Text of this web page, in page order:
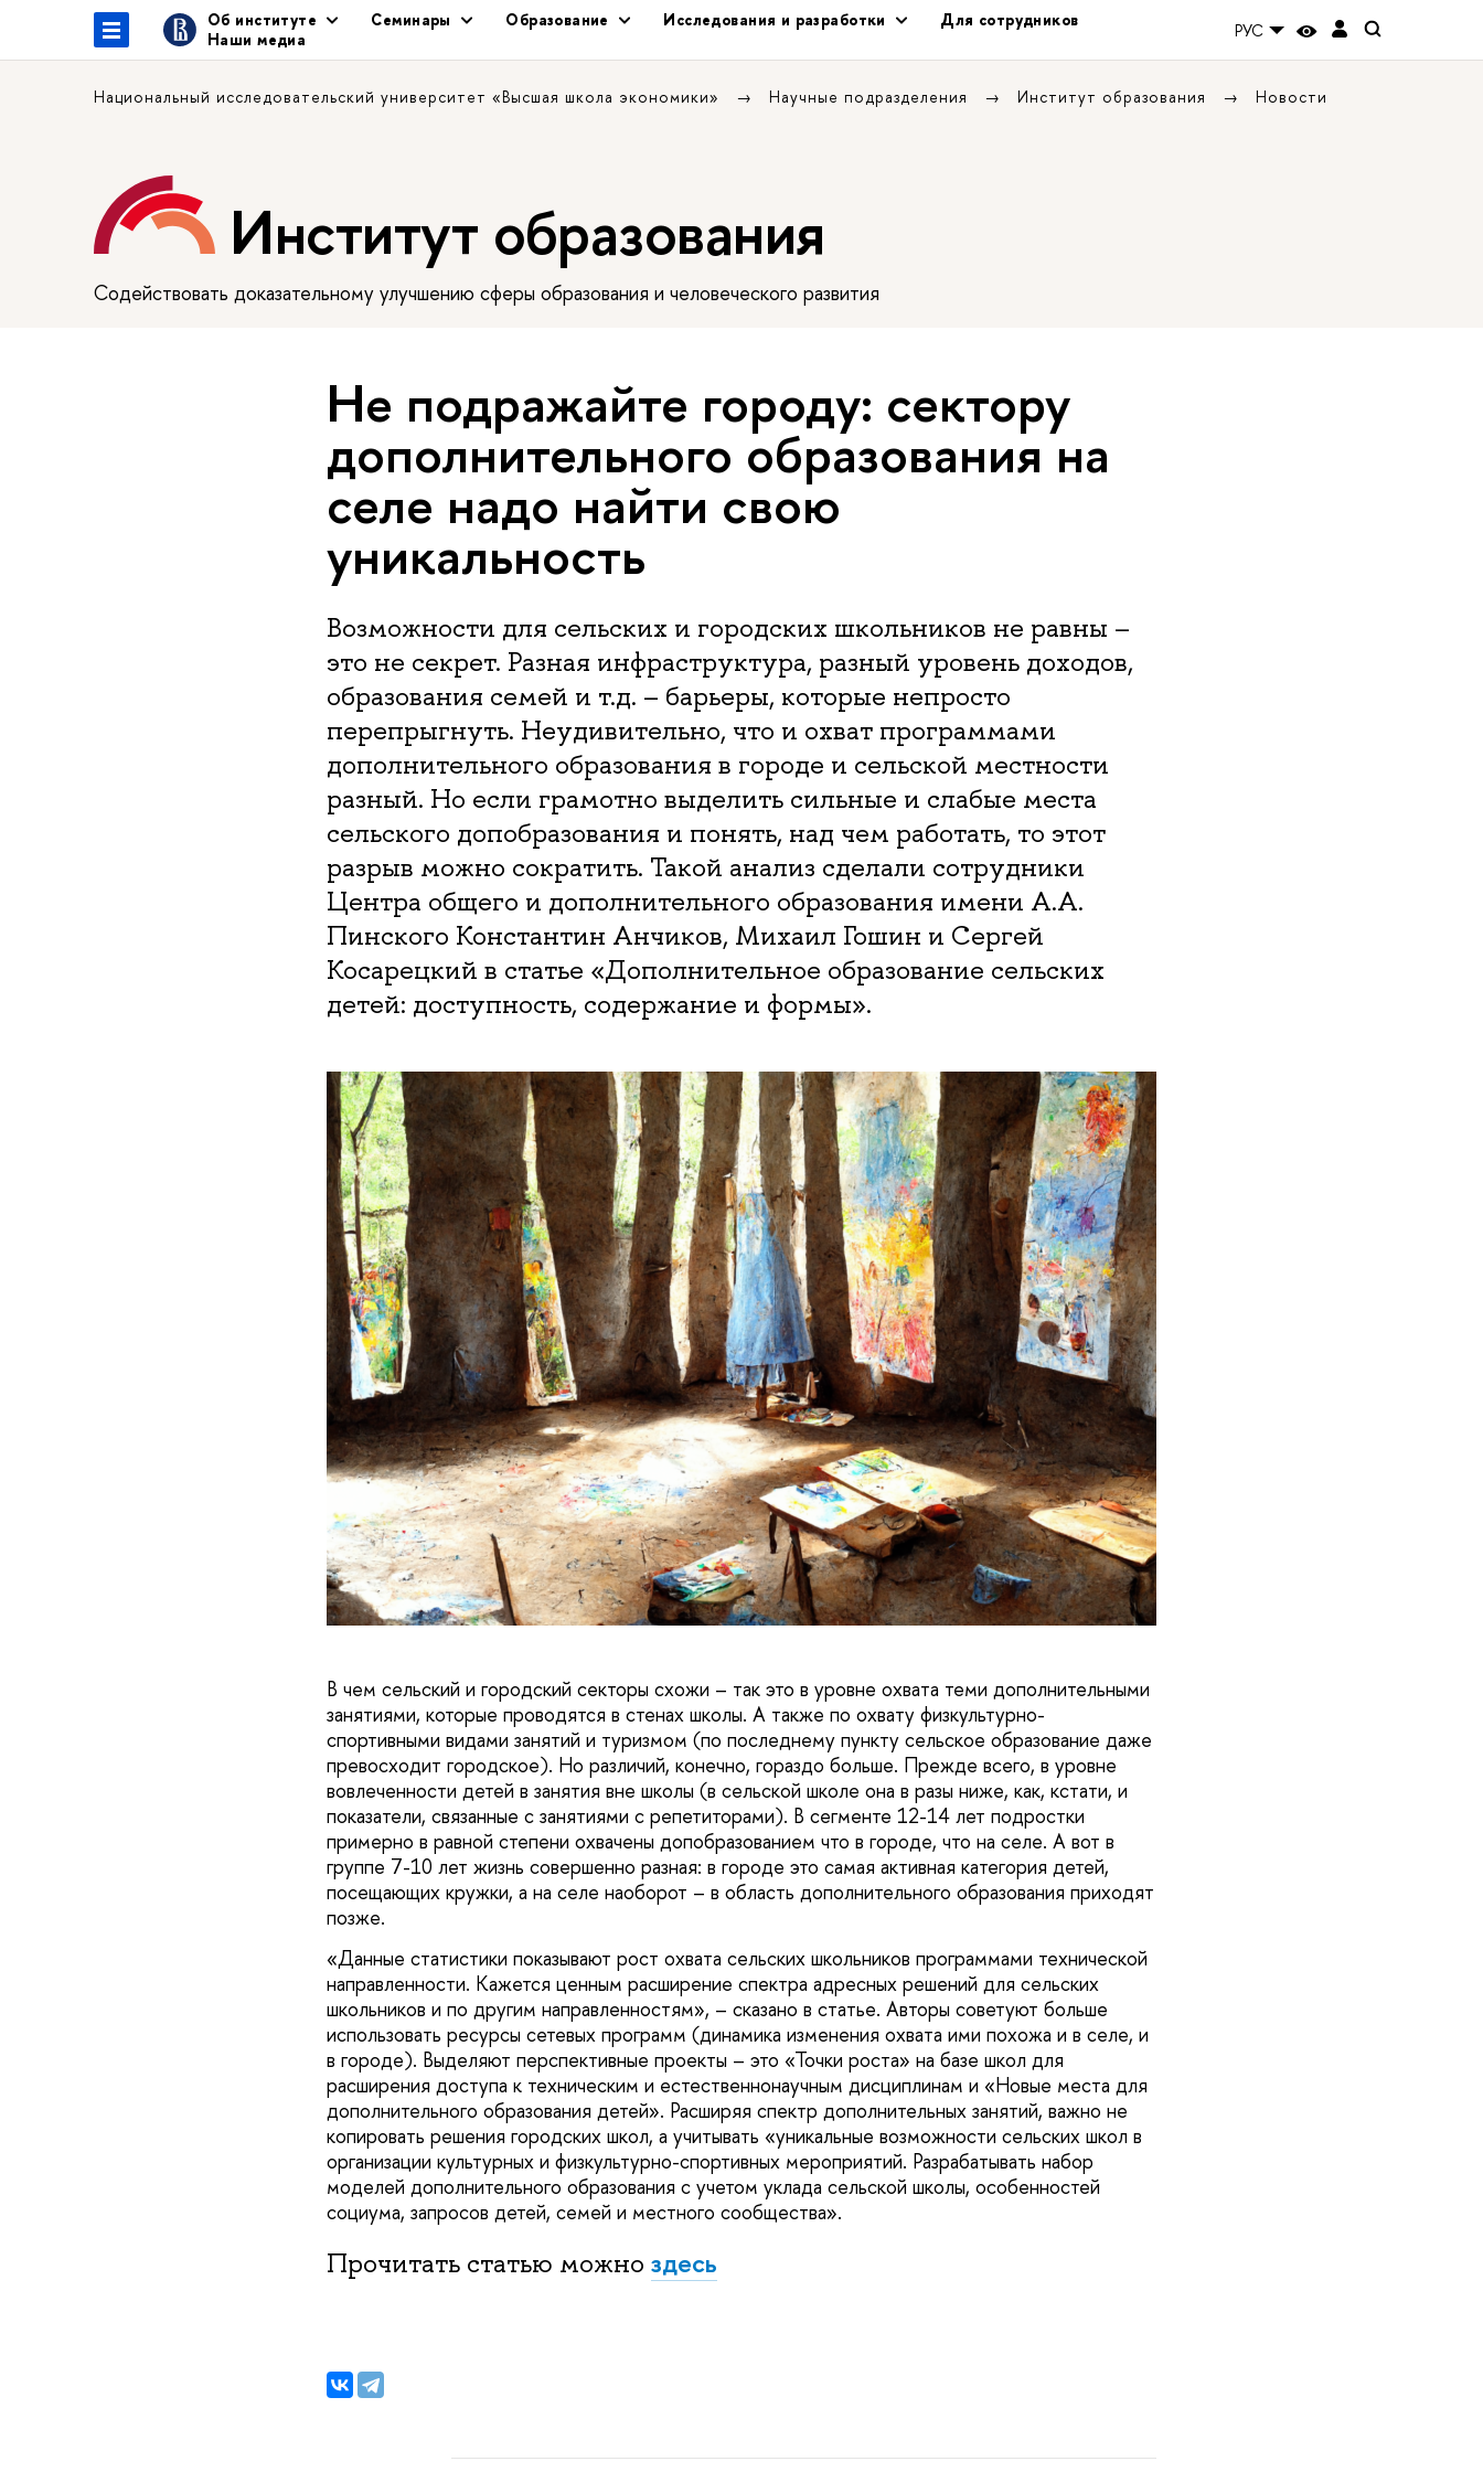
Об институте Семинары Образование Исследования и разработки
Для сотрудников
Наши медиа
РУС
Национальный исследовательский университет «Высшая школа экономики» Научные подразделения Институт образования Новости
Институт образования
Содействовать доказательному улучшению сферы образования и человеческого развития
Не подражайте городу: сектору
дополнительного образования на
селе надо найти свою
уникальность
Возможности для сельских и городских школьников не равны –
это не секрет. Разная инфраструктура, разный уровень доходов,
образования семей и т.д. – барьеры, которые непросто
перепрыгнуть. Неудивительно, что и охват программами
дополнительного образования в городе и сельской местности
разный. Но если грамотно выделить сильные и слабые места
сельского допобразования и понять, над чем работать, то этот
разрыв можно сократить. Такой анализ сделали сотрудники
Центра общего и дополнительного образования имени А.А.
Пинского Константин Анчиков, Михаил Гошин и Сергей
Косарецкий в статье «Дополнительное образование сельских
детей: доступность, содержание и формы».
В чем сельский и городский секторы схожи – так это в уровне охвата теми дополнительными
занятиями, которые проводятся в стенах школы. А также по охвату физкультурно-
спортивными видами занятий и туризмом (по последнему пункту сельское образование даже
превосходит городское). Но различий, конечно, гораздо больше. Прежде всего, в уровне
вовлеченности детей в занятия вне школы (в сельской школе она в разы ниже, как, кстати, и
показатели, связанные с занятиями с репетиторами). В сегменте 12-14 лет подростки
примерно в равной степени охвачены допобразованием что в городе, что на селе. А вот в
группе 7-10 лет жизнь совершенно разная: в городе это самая активная категория детей,
посещающих кружки, а на селе наоборот – в область дополнительного образования приходят
позже.
«Данные статистики показывают рост охвата сельских школьников программами технической
направленности. Кажется ценным расширение спектра адресных решений для сельских
школьников и по другим направленностям», – сказано в статье. Авторы советуют больше
использовать ресурсы сетевых программ (динамика изменения охвата ими похожа и в селе, и
в городе). Выделяют перспективные проекты – это «Точки роста» на базе школ для
расширения доступа к техническим и естественнонаучным дисциплинам и «Новые места для
дополнительного образования детей». Расширяя спектр дополнительных занятий, важно не
копировать решения городских школ, а учитывать «уникальные возможности сельских школ в
организации культурных и физкультурно-спортивных мероприятий. Разрабатывать набор
моделей дополнительного образования с учетом уклада сельской школы, особенностей
социума, запросов детей, семей и местного сообщества».
Прочитать статью можно здесь